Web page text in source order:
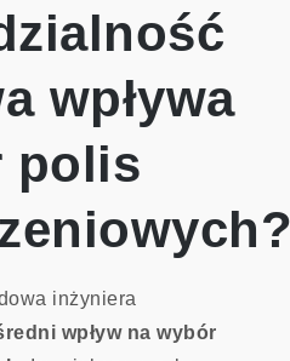
wpływa
polis
inżyniera
wpływ na wybór